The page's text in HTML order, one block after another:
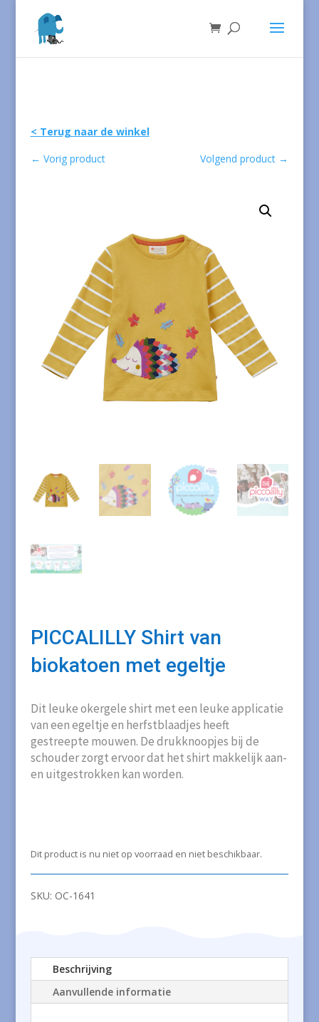
< Terug naar de winkel
← Vorig product Volgend product →
PICCALILLY Shirt van
biokatoen met egeltje
Dit leuke okergele shirt met een leuke applicatie
van een egeltje en herfstblaadjes heeft
gestreepte mouwen. De drukknoopjes bij de
schouder zorgt ervoor dat het shirt makkelijk aan-
en uitgestrokken kan worden.
Dit product is nu niet op voorraad en niet beschikbaar.
SKU: OC-1641
Beschrijving
Aanvullende informatie